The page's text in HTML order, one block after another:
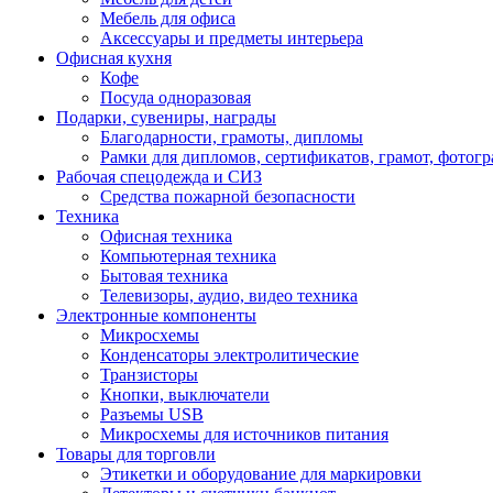
Мебель для офиса
Аксессуары и предметы интерьера
Офисная кухня
Кофе
Посуда одноразовая
Подарки, сувениры, награды
Благодарности, грамоты, дипломы
Рамки для дипломов, сертификатов, грамот,
Рабочая спецодежда и СИЗ
Средства пожарной безопасности
Техника
Офисная техника
Компьютерная техника
Бытовая техника
Телевизоры, аудио, видео техника
Электронные компоненты
Микросхемы
Конденсаторы электролитические
Транзисторы
Кнопки, выключатели
Разъемы USB
Микросхемы для источников питания
Товары для торговли
Этикетки и оборудование для маркировки